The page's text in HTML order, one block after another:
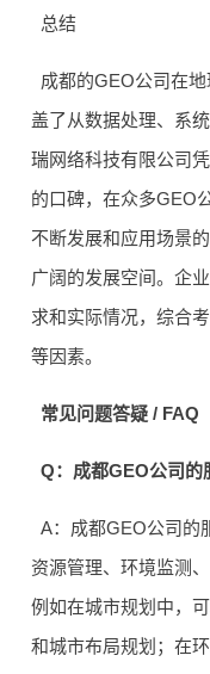
总结
成都的GEO公司在
盖了从数据处理、系
瑞网络科技有限公司
的口碑，在众多GEO
不断发展和应用场景
广阔的发展空间。企
求和实际情况，综合
等因素。
常见问题答疑 / FAQ
Q：成都GEO公司的
A：成都GEO公司的
资源管理、环境监测
例如在城市规划中，
和城市布局规划；在